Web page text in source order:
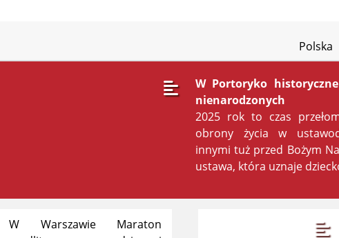
Polska
W Portoryko
nienarodzonych
2025 rok to czas
obrony życia w
innymi tuż przed Bożym
ustawa, która uznaje
W Warszawie Maraton